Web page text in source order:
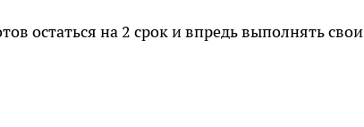
остаться на 2 срок и впредь выполнять свои